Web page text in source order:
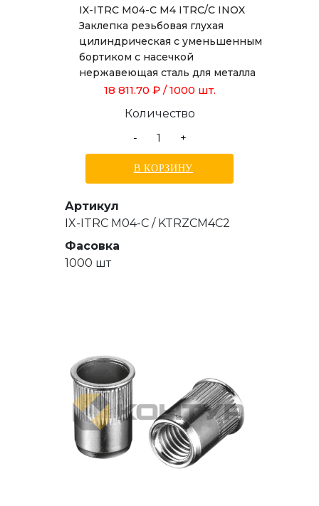
IX-ITRC M04-C M4 ITRC/C INOX
Заклепка резьбовая глухая
цилиндрическая с уменьшенным
бортиком с насечкой
нержавеющая сталь для металла
толщиной от 0,5 до 2,0 мм
18 811.70 ₽ / 1000 шт.
Количество
-
+
В КОРЗИНУ
Артикул
IX-ITRC M04-C / KTRZCM4C2
Фасовка
1000 шт